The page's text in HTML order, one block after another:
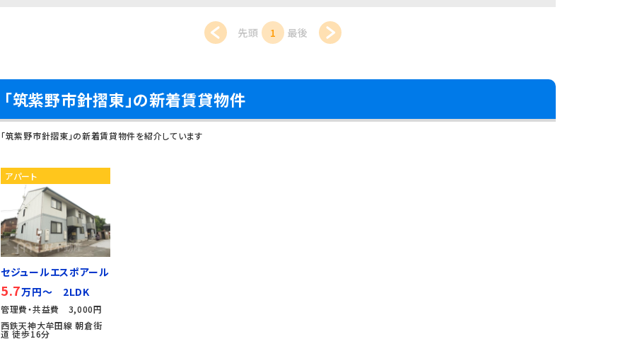
先頭 1 最後
「筑紫野市針摺東」の新着賃貸物件
「筑紫野市針摺東」の新着賃貸物件を紹介しています
アパート
セジュールエスポアール
5.7万円～ 2LDK
管理費・共益費 3,000円
西鉄天神大牟田線 朝倉街
道 徒歩16分